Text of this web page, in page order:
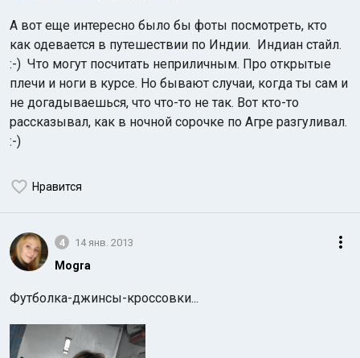
А вот еще интересно было бы фоты посмотреть, кто
как одевается в путешествии по Индии. Индиан стайл.
:-) Что могут посчитать неприличным. Про открытые
плечи и ноги в курсе. Но бывают случаи, когда ты сам и
не догадываешься, что что-то не так. Вот кто-то
рассказывал, как в ночной сорочке по Агре разгуливал.
:-)
Нравится
4 14 янв. 2013
Mogra
Футболка-джинсы-кроссовки...